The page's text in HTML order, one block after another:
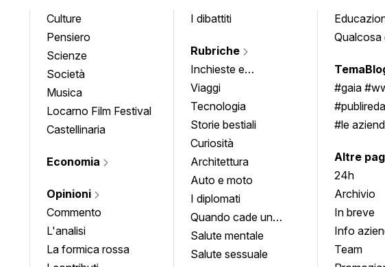
Culture
Pensiero
Scienze
Società
Musica
Locarno Film Festival
Castellinaria
Economia
Opinioni
Commento
L'analisi
La formica rossa
I dibattiti
Rubriche
Inchieste e
approfondimenti
Viaggi
Tecnologia
Storie bestiali
Curiosità
Architettura
Auto e moto
I diplomati
Quando cade un
quadro
Salute mentale
Salute sessuale
Qualcosa
#gaia
#le
Altre
24h
Archivio
In breve
Info
Team